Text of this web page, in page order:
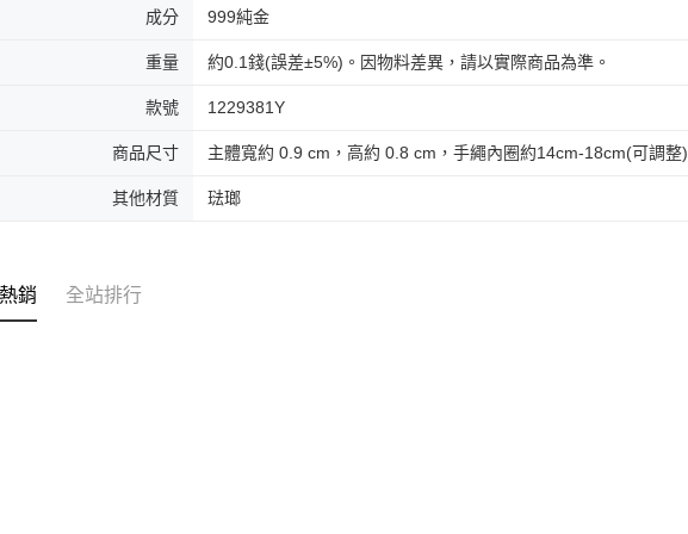
成分 999純金
重量 約0.1錢(誤差±5%)。因物料差異，請以實際商品為準。
款號 1229381Y
商品尺寸 主體寬約 0.9 cm，高約 0.8 cm，手繩內圈約14cm-18cm(可調整)
其他材質 琺瑯
銷 全站排行